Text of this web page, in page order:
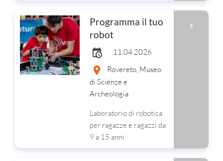
Programma il tuo
robot
11.04.2026
Rovereto, Museo
di Scienze e
Archeologia
Laboratorio di robotica
per ragazze e ragazzi da
9 a 15 anni